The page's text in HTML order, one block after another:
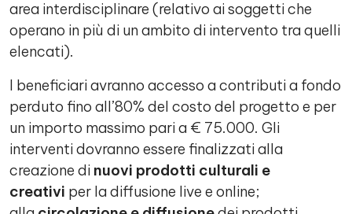
area interdisciplinare (relativo ai soggetti che
operano in più di un ambito di intervento tra quelli
elencati).
I beneficiari avranno accesso a contributi a fondo
perduto fino all’80% del costo del progetto e per
un importo massimo pari a € 75.000. Gli
interventi dovranno essere finalizzati alla
creazione di nuovi prodotti culturali e
creativi per la diffusione live e online;